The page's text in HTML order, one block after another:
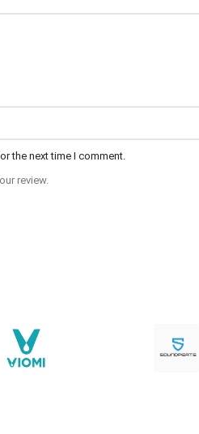
the next time I comment.
review.